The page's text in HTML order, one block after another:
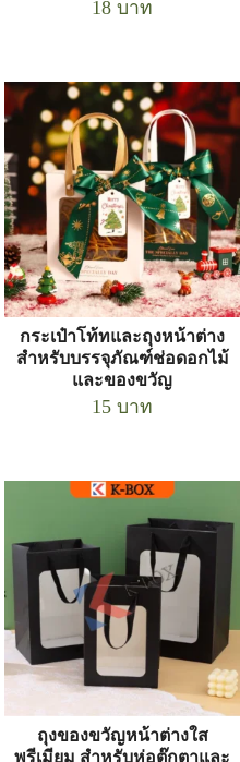
18 บาท
กระเป๋าโท้ทและถุงหน้าต่าง
สำหรับบรรจุภัณฑ์ช่อดอกไม้
และของขวัญ
15 บาท
ถุงของขวัญหน้าต่างใส
พรีเมียม สำหรับห่อตุ๊กตาและ